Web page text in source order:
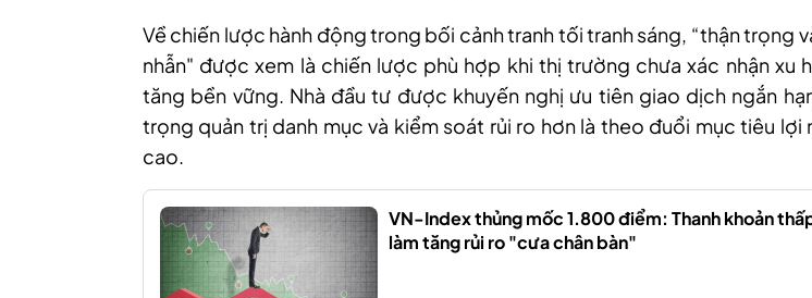
Về chiến lược hành động trong bối cảnh tranh tối tranh sáng, “thận trọng
nhẫn" được xem là chiến lược phù hợp khi thị trường chưa xác nhận xu
tăng bền vững. Nhà đầu tư được khuyến nghị ưu tiên giao dịch ngắn
trọng quản trị danh mục và kiểm soát rủi ro hơn là theo đuổi mục tiêu lợi
cao.
VN-Index thủng mốc 1.800 điểm: Thanh khoản
làm tăng rủi ro "cưa chân bàn"